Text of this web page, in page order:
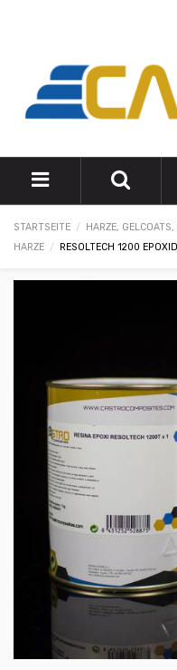
STARTSEITE
HARZE,
HARZE
RESOLTECH 1200